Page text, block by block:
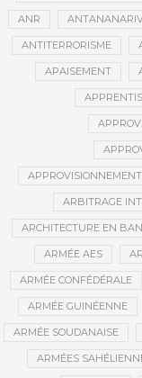
ANR
ANTITERRORISME
APAISEMENT
ARBITRAGE
ARCHITECTURE EN
ARMÉE AES
ARMÉE CONFÉDÉRALE
ARMÉE GUINÉENNE
ARMÉE SOUDANAISE
ARMÉES